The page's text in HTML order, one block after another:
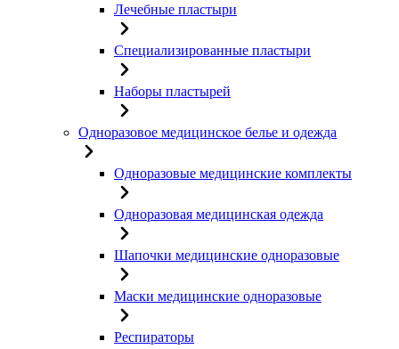
Лечебные пластыри
Специализированные пластыри
Наборы пластырей
Одноразовое медицинское белье и одежда
Одноразовые медицинские комплекты
Одноразовая медицинская одежда
Шапочки медицинские одноразовые
Маски медицинские одноразовые
Респираторы